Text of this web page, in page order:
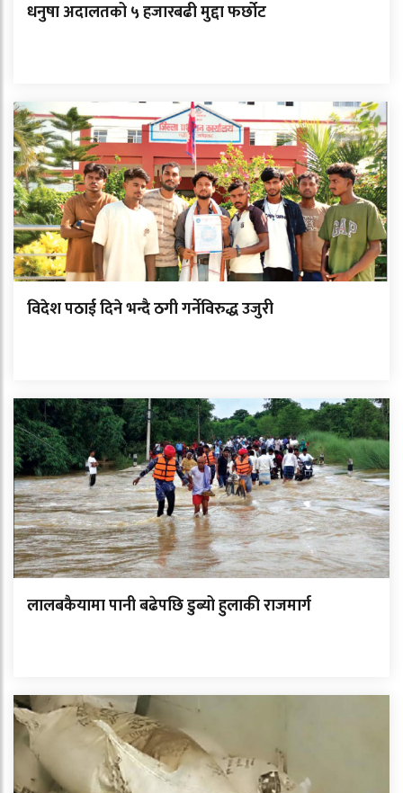
धनुषा अदालतको ५ हजारबढी मुद्दा फर्छोट
विदेश पठाई दिने भन्दै ठगी गर्नेविरुद्ध उजुरी
लालबकैयामा पानी बढेपछि डुब्यो हुलाकी राजमार्ग